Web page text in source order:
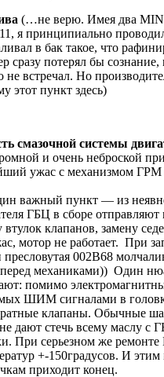
(…не верю. Имея два
я принципиально
в бак такое, что
сразу потерял бы сознание,
не встречал. Но
этот пункт здесь)
смазочной системы
и очень неброской
ужас с механизмом ГРМ
важный пункт — из
ГБЦ в сборе отправляют
втулок клапанов, замену
мотор не работает. При
пресловутая 002B68
перед механиками)) Один
помимо
ШИМ сигналами в
клапаны. Обычные
дают стечь всему маслу с
При серьезном же
+-150градусов. И этим
приходит конец.